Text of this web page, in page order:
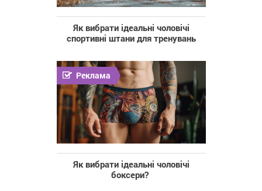
Як вибрати ідеальні чоловічі
спортивні штани для тренувань
Реклама
Як вибрати ідеальні чоловічі
боксери?